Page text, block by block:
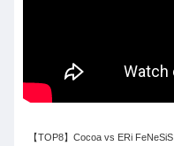
【TOP8】Cocoa vs ERi FeNeSiS